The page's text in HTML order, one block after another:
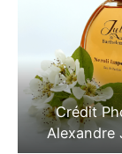
Crédit
Alexandre